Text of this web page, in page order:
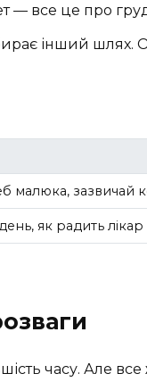
— все це про
інший шлях.
малюка, зазвичай
як радить лікар
часу. Але